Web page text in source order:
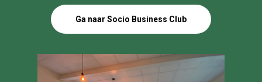
Ga naar Socio Business Club